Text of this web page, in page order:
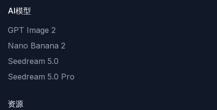
AI模型
GPT Image 2
Nano Banana 2
Seedream 5.0
Seedream 5.0 Pro
资源